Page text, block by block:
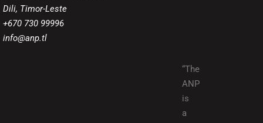
Dili, Timor-Leste
+670 730 99996
info@anp.tl
“The
ANP
is
a